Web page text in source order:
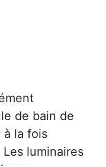
de bain de
la fois
luminaires